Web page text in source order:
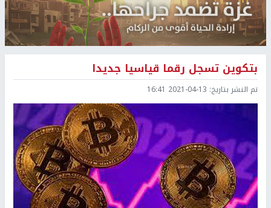
بتكوين تسجل رقما قياسيا جديدا
تم النشر بتاريخ: 2021-04-13 16:41